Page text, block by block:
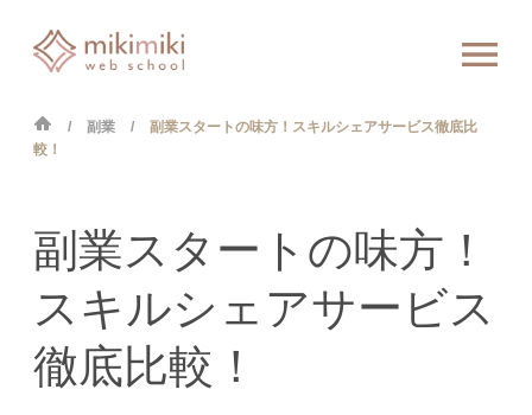
副業
副業スタートの味方！スキルシェアサービス徹底比
較！
副業スタートの味方！
スキルシェアサービス
徹底比較！